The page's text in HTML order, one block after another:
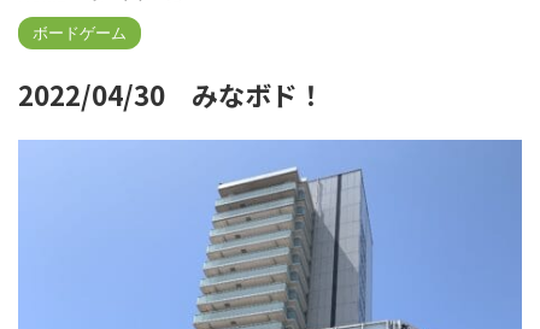
ボードゲーム
2022/04/30 みなボド！